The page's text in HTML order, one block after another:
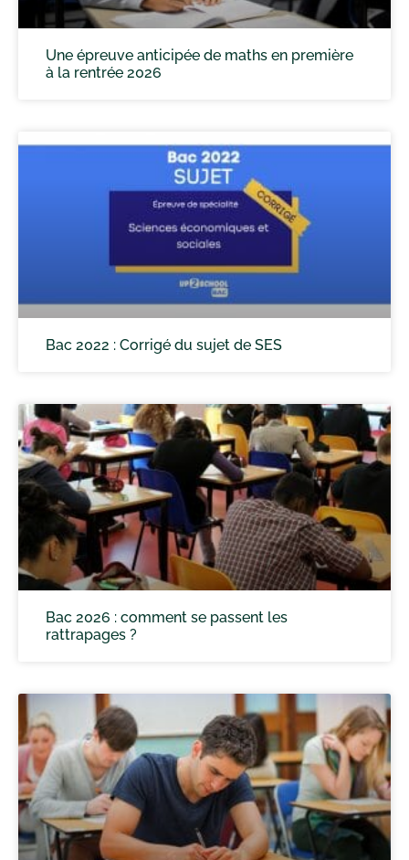
Une épreuve anticipée de maths en première
à la rentrée 2026
Bac 2022 : Corrigé du sujet de SES
Bac 2026 : comment se passent les
rattrapages ?